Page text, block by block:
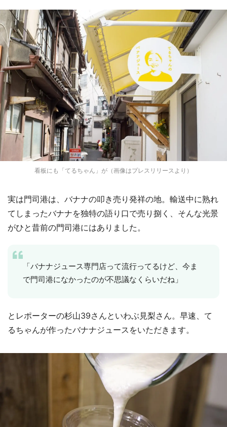
看板にも「てるちゃん」が（画像はプレスリリースより）
実は門司港は、バナナの叩き売り発祥の地。輸送中に熟れ
てしまったバナナを独特の語り口で売り捌く、そんな光景
がひと昔前の門司港にはありました。
「バナナジュース専門店って流行ってるけど、今ま
で門司港になかったのが不思議なくらいだね」
とレポーターの杉山39さんといわぶ見梨さん。早速、て
るちゃんが作ったバナナジュースをいただきます。